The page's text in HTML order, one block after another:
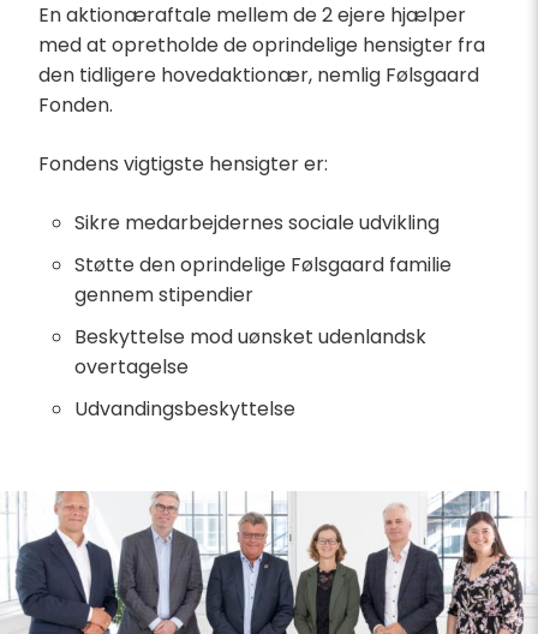
En aktionæraftale mellem de 2 ejere hjælper
med at opretholde de oprindelige hensigter fra
den tidligere hovedaktionær, nemlig Følsgaard
Fonden.
Fondens vigtigste hensigter er:
Sikre medarbejdernes sociale udvikling
Støtte den oprindelige Følsgaard familie
gennem stipendier
Beskyttelse mod uønsket udenlandsk
overtagelse
Udvandingsbeskyttelse